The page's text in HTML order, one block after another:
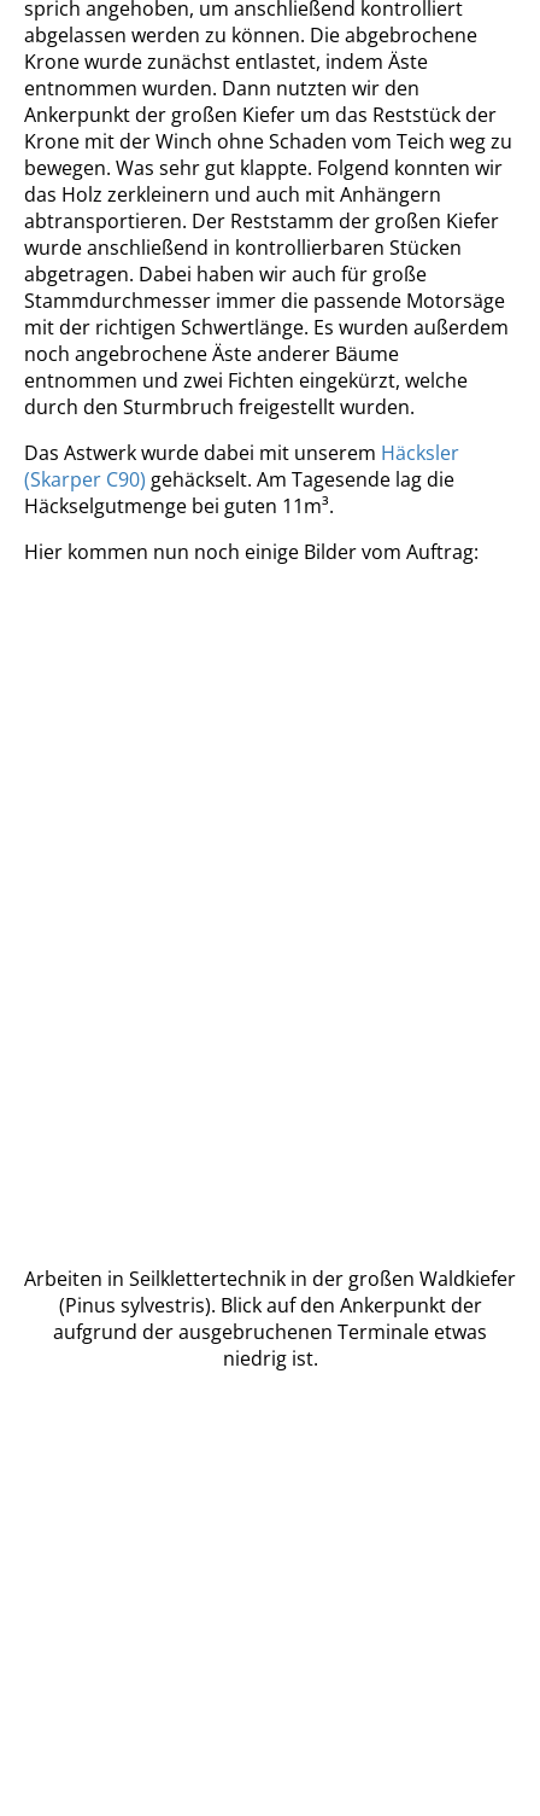
sprich angehoben, um anschließend kontrolliert
abgelassen werden zu können. Die abgebrochene
Krone wurde zunächst entlastet, indem Äste
entnommen wurden. Dann nutzten wir den
Ankerpunkt der großen Kiefer um das Reststück der
Krone mit der Winch ohne Schaden vom Teich weg zu
bewegen. Was sehr gut klappte. Folgend konnten wir
das Holz zerkleinern und auch mit Anhängern
abtransportieren. Der Reststamm der großen Kiefer
wurde anschließend in kontrollierbaren Stücken
abgetragen. Dabei haben wir auch für große
Stammdurchmesser immer die passende Motorsäge
mit der richtigen Schwertlänge. Es wurden außerdem
noch angebrochene Äste anderer Bäume
entnommen und zwei Fichten eingekürzt, welche
durch den Sturmbruch freigestellt wurden.
Das Astwerk wurde dabei mit unserem Häcksler
(Skarper C90) gehäckselt. Am Tagesende lag die
Häckselgutmenge bei guten 11m³.
Hier kommen nun noch einige Bilder vom Auftrag:
Arbeiten in Seilklettertechnik in der großen Waldkiefer
(Pinus sylvestris). Blick auf den Ankerpunkt der
aufgrund der ausgebruchenen Terminale etwas
niedrig ist.